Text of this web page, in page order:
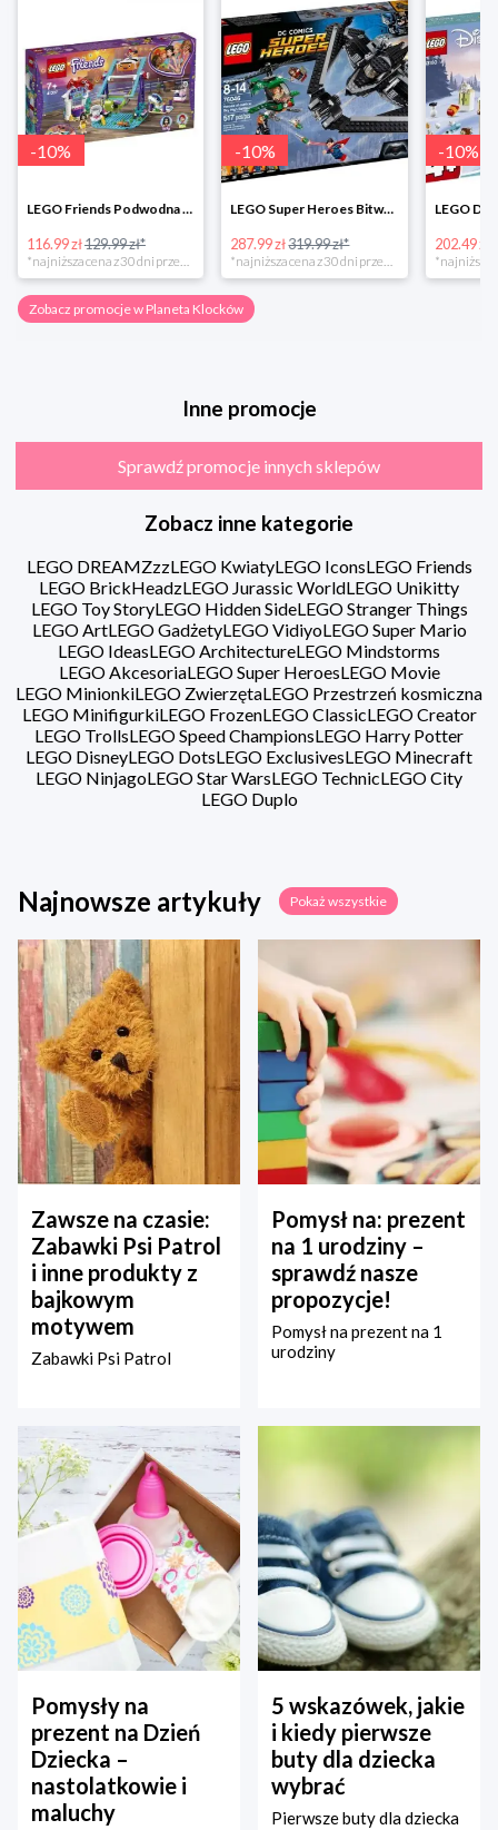
-10%
LEGO Friends Podwodna Frajda w super cenie
116.99 zł129.99 zł*
-10%
LEGO Super Heroes Bitwa powietrzna w super cenie
287.99 zł319.99 zł*
-10%
202.49 zł
Zobacz promocje w Planeta Klocków
Inne promocje
Sprawdź promocje innych sklepów
Zobacz inne kategorie
LEGO DREAMZzzLEGO KwiatyLEGO IconsLEGO Friends
LEGO BrickHeadzLEGO Jurassic WorldLEGO Unikitty
LEGO Toy StoryLEGO Hidden SideLEGO Stranger Things
LEGO ArtLEGO GadżetyLEGO VidiyoLEGO Super Mario
LEGO IdeasLEGO ArchitectureLEGO Mindstorms
LEGO AkcesoriaLEGO Super HeroesLEGO Movie
LEGO MinionkiLEGO ZwierzętaLEGO Przestrzeń kosmiczna
LEGO MinifigurkiLEGO FrozenLEGO ClassicLEGO Creator
LEGO TrollsLEGO Speed ChampionsLEGO Harry Potter
LEGO DisneyLEGO DotsLEGO ExclusivesLEGO Minecraft
LEGO NinjagoLEGO Star WarsLEGO TechnicLEGO City
LEGO Duplo
Najnowsze artykuły Pokaż wszystkie
Zawsze na czasie:
Zabawki Psi Patrol
i inne produkty z
bajkowym
motywem
Zabawki Psi Patrol
Pomysł na: prezent
na 1 urodziny –
sprawdź nasze
propozycje!
Pomysł na prezent na 1
urodziny
Pomysły na
prezent na Dzień
Dziecka –
nastolatkowie i
maluchy
5 wskazówek, jakie
i kiedy pierwsze
buty dla dziecka
wybrać
Pierwsze buty dla dziecka